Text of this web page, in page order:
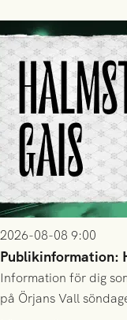
2026-08-08 9:00
Publikinformation:
Information för dig
på Örjans Vall